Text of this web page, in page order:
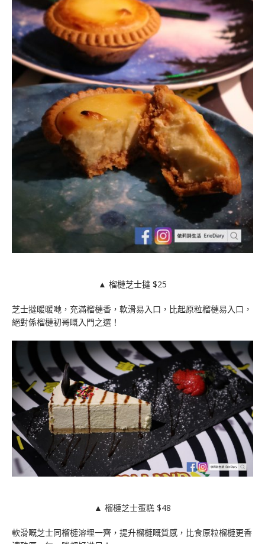
▲ 榴槤芝士撻 $25
芝士撻暖暖哋，充滿榴槤香，軟滑易入口，比起原粒榴槤易入口，
絕對係榴槤初哥嘅入門之選！
▲ 榴槤芝士蛋糕 $48
軟滑嘅芝士同榴槤溶埋一齊，提升榴槤嘅質感，比食原粒榴槤更香